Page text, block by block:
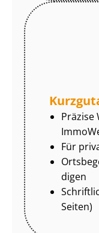
Präzise
Für
di­gen
Seiten)